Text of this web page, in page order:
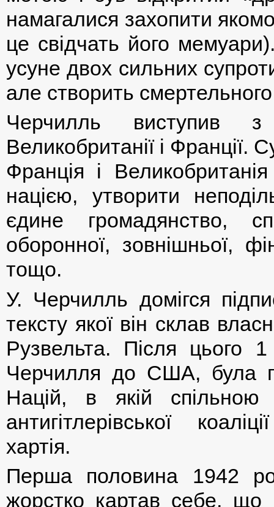
намагалися захопити
це свідчать його
усуне двох сильних
але створить смертельного
Черчилль виступив з
Великобританії і Франції.
Франція і
нацією, утворити
єдине громадянство,
оборонної, зовнішньої,
тощо.
У. Черчилль домігся
тексту якої він склав
Рузвельта. Після цього
Черчилля до США, була
Націй, в якій
антигітлерівської
хартія.
Перша половина 1942
жорстко картав себе, що